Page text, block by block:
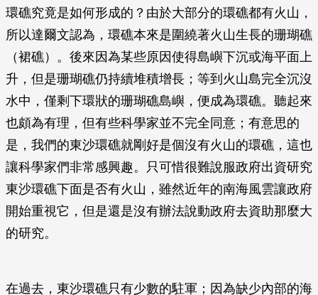
環礁究竟是如何形成的？由於大部分的環礁都有火山，
所以達爾文認為，環礁本來是圍繞著火山生長的珊瑚礁
（裙礁）。後來因為某些原因使得島嶼下沉或海平面上
升，但是珊瑚礁仍持續堆積增長；等到火山島完全沉沒
水中，僅剩下環狀的珊瑚礁島嶼，便成為環礁。聽起來
也頗為有理，但有些科學家並不完全同意；有意思的
是，我們的東沙環礁就剛好是個沒有火山的環礁，這也
讓科學家們非常感興趣。只可惜很難說服政府出資研究
東沙環礁下面是否有火山，雖然近年的南海風雲讓政府
開始重視它，但是還是沒有辦法說動政府去資助那麼大
的研究。
在過去，東沙環礁只有少數的駐軍；因為缺少內部的海